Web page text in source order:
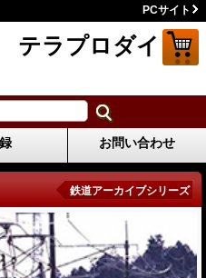
PCサイト
ラプロダイ
お問い合わせ
鉄道アーカイブシリーズ